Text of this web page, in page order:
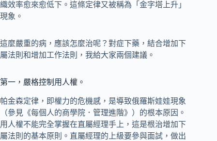
織效率愈來愈低下。這條定律又被稱為「金字塔上升」
現象。
這麼嚴重的病，應該怎麼治呢？對症下藥，結合增加下
屬法則和增加工作法則，我給大家兩個建議。
第一，嚴格控制用人權。
帕金森定律，即權力的危機感，是導致俄羅斯娃娃現象
（參見《每個人的商學院．管理進階》）的根本原因。
用人權不能完全掌握在直屬經理手上，這是根治增加下
屬法則的基本原則。直屬經理的上級要參與面試，做出